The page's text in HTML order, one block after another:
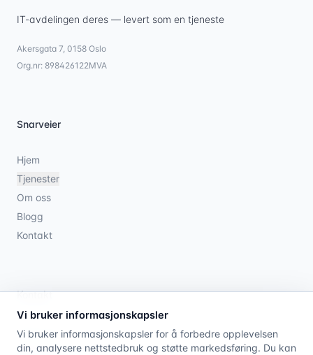
Vi bruker informasjonskapsler
Vi bruker informasjonskapsler for å forbedre opplevelsen
din, analysere nettstedbruk og støtte markedsføring. Du kan
IT-avdelingen deres — levert som en tjeneste
Akersgata 7, 0158 Oslo
Org.nr: 898426122MVA
Snarveier
Hjem
Tjenester
Om oss
Blogg
Kontakt
Kontakt
21 08 79 00